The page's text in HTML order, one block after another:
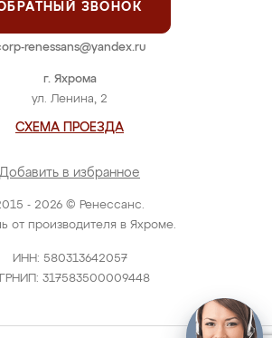
- 2026 © Ренессанс.
от производителя в Яхроме.
ИНН: 580313642057
317583500009448
г. Яхрома
ул. Ленина, 2
СХЕМА ПРОЕЗДА
Добавить в избранное
ЗВОНОК
renessans@yandex.ru